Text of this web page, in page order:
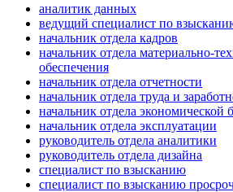
аналитик данных
ведущий специалист по
начальник отдела кадров
начальник отдела материально-
обеспечения
начальник отдела отчетности
начальник отдела труда и
начальник отдела экономической
начальник отдела эксплуатации
руководитель отдела аналитики
руководитель отдела дизайна
специалист по взысканию
специалист по взысканию